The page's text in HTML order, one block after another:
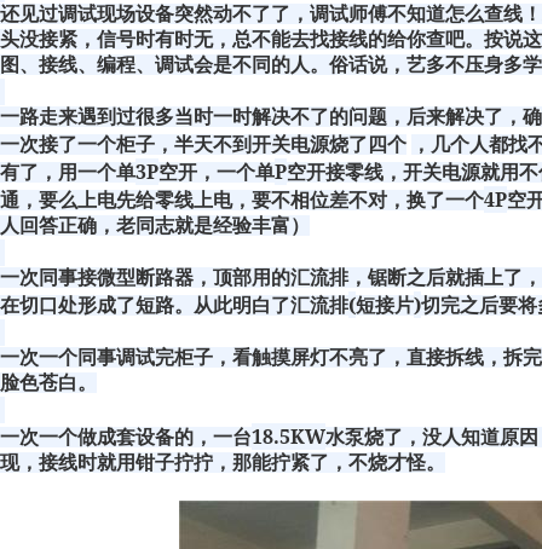
还见过调试现场设备突然动不了了，调试师傅不知道怎么查线
头没接紧，信号时有时无，总不能去找接线的给你查吧。按说
图、接线、编程、调试会是不同的人。俗话说，艺多不压身多
一路走来遇到过很多当时一时解决不了的问题，后来解决了，
一次接了一个柜子，半天不到开关电源烧了四个
，几个人都找
有了，用一个单3P空开，一个单P空开接零线，开关电源就用
通，要么上电先给零线上电，要不相位差不对，换了一个4P空
人回答正确，老同志就是经验丰富）
一次同事接微型断路器，顶部用的汇流排，锯断之后就插上了
在切口处形成了短路。从此明白了汇流排(短接片)切完之后要
一次一个同事调试完柜子，看触摸屏灯不亮了，直接拆线，拆
脸色苍白。
一次一个做成套设备的，一台18.5KW水泵烧了，没人知道原
现，接线时就用钳子拧拧，那能拧紧了，不烧才怪。